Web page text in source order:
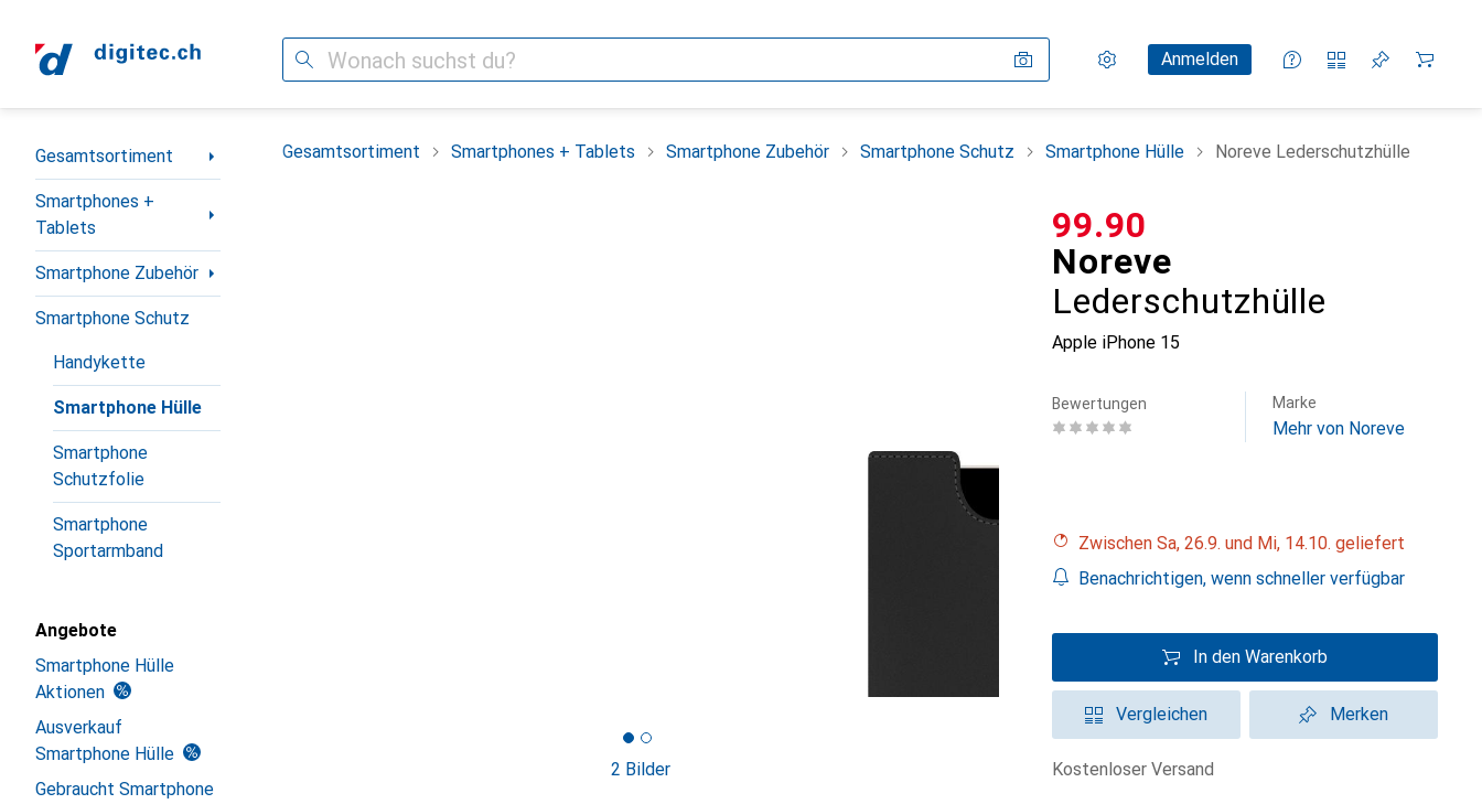
Suche Einstellungen
KundenkontoAnmelden
Vergleichslisten
Merklisten
Warenkorb
Navigation nach Kategorien
Gesamtsortiment
Smartphones +
Tablets
Smartphone Zubehör
Smartphone Schutz
Handykette
Smartphone Hülle
Smartphone
Schutzfolie
Smartphone
Sportarmband
Angebote
Smartphone Hülle
Aktionen
Ausverkauf
Smartphone Hülle
Gebraucht Smartphone
Gesamtsortiment Smartphones + Tablets Smartphone Zubehör Smartphone Schutz Smartphone Hülle Noreve Lederschutzhülle
2 Bilder
Noreve
Lederschutzhülle
Apple iPhone 15
CHF
99.90
Bewertungen Marke
Mehr von Noreve
Zwischen Sa, 26.9. und Mi, 14.10. geliefert
Benachrichtigen, wenn schneller verfügbar
In den Warenkorb
Vergleichen Merken
kostenloser Versand